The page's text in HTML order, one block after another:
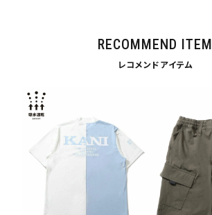
M
L
XXL
カラー
RECOMMEND ITEM
レコメンドアイテム